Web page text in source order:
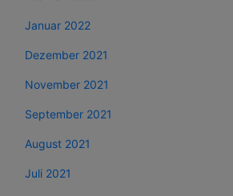
Januar 2022
Dezember 2021
November 2021
September 2021
August 2021
Juli 2021